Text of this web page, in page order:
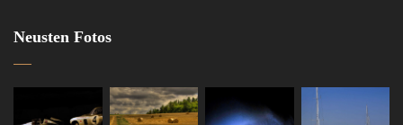
Neusten Fotos